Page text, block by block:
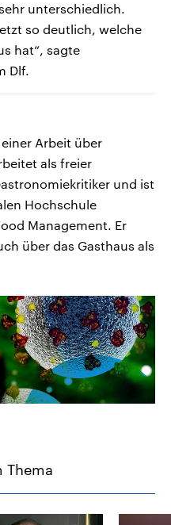
unterschiedlich.
so deutlich, welche
hat“, sagte
Dlf.
Arbeit über
als freier
und ist
Hochschule
Management. Er
über das Gasthaus als
Thema